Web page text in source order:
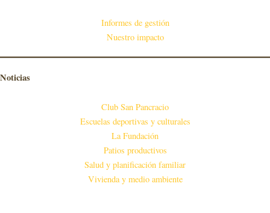
Informes de gestión
Nuestro impacto
Noticias
Club San Pancracio
Escuelas deportivas y culturales
La Fundación
Patios productivos
Salud y planificación familiar
Vivienda y medio ambiente